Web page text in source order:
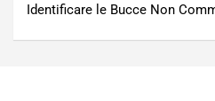
Identificare le Bucce Non